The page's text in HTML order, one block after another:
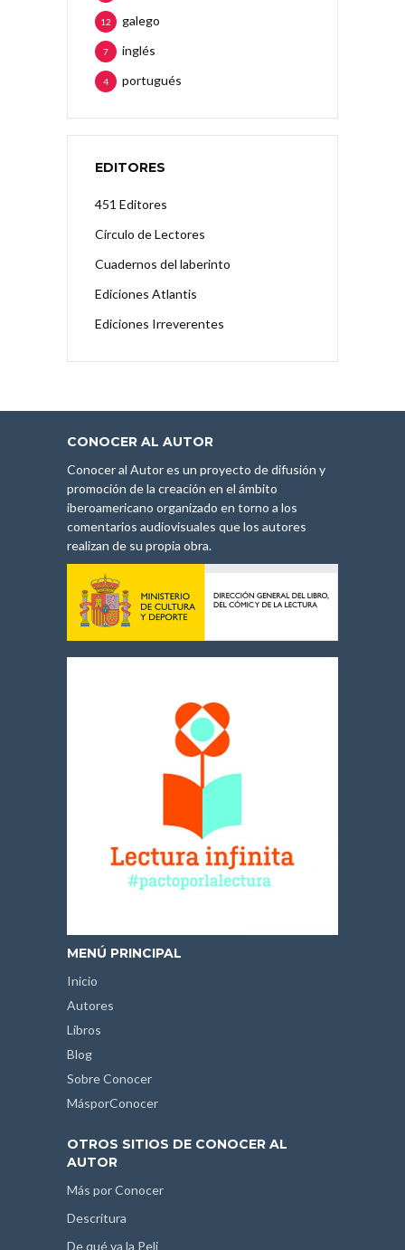
galego
12
inglés
7
portugués
4
EDITORES
451 Editores
Círculo de Lectores
Cuadernos del laberinto
Ediciones Atlantis
Ediciones Irreverentes
CONOCER AL AUTOR
Conocer al Autor es un proyecto de difusión y
promoción de la creación en el ámbito
iberoamericano organizado en torno a los
comentarios audiovisuales que los autores
realizan de su propia obra.
MENÚ PRINCIPAL
Inicio
Autores
Libros
Blog
Sobre Conocer
MásporConocer
OTROS SITIOS DE CONOCER AL
AUTOR
Más por Conocer
Descritura
De qué va la Peli